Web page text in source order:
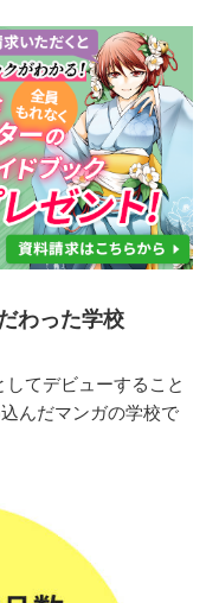
わった学校
てデビューすること
んだマンガの学校で